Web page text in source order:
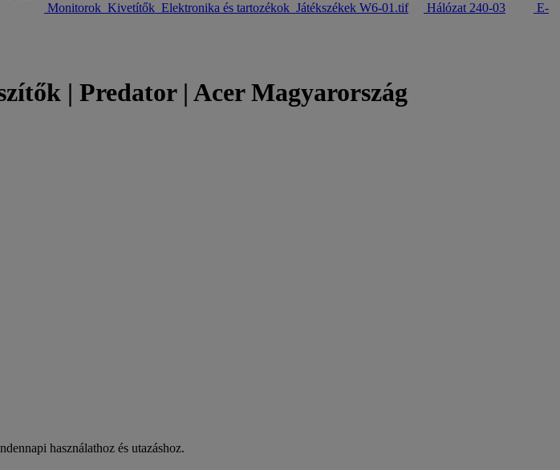
Monitorok Kivetítők Elektronika és tartozékok Játékszékek Hálózat
E-
| Predator | Acer Magyarország
használathoz és utazáshoz.